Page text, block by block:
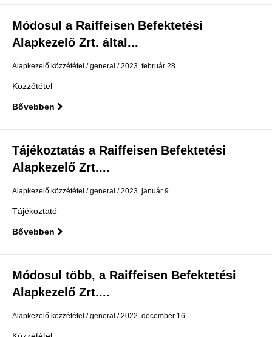
Módosul a Raiffeisen Befektetési
Alapkezelő Zrt. által...
Alapkezelő közzététel general 2023. február 28.
Közzététel
Bővebben
Tájékoztatás a Raiffeisen Befektetési
Alapkezelő Zrt....
Alapkezelő közzététel general 2023. január 9.
Tájékoztató
Bővebben
Módosul több, a Raiffeisen Befektetési
Alapkezelő Zrt....
Alapkezelő közzététel general 2022. december 16.